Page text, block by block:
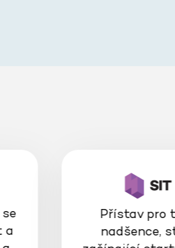
a
Přístav pro
nadšence,